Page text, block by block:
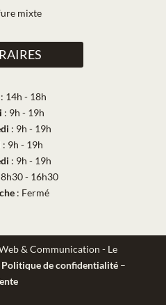
mixte
: 14h - 18h
: 9h - 19h
: 9h - 19h
: 9h - 19h
: 9h - 19h
8h30 - 16h30
: Fermé
& Communication - Le
Politique de confidentialité–